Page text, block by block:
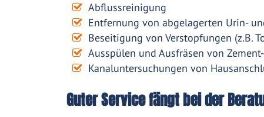
Abflussreinigung
Entfernung von abgelagerten Urin-
Beseitigung von Verstopfungen (z.B.
Ausspülen und Ausfräsen von
Kanaluntersuchungen von
Guter Service fängt bei der